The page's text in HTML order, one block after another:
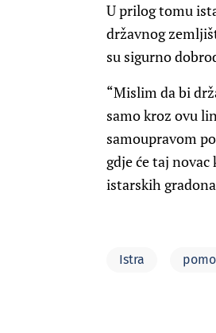
U prilog tomu
državnog
su sigurno
“Mislim da bi
samo kroz ovu
samoupravom
gdje će taj
istarskih
Istra